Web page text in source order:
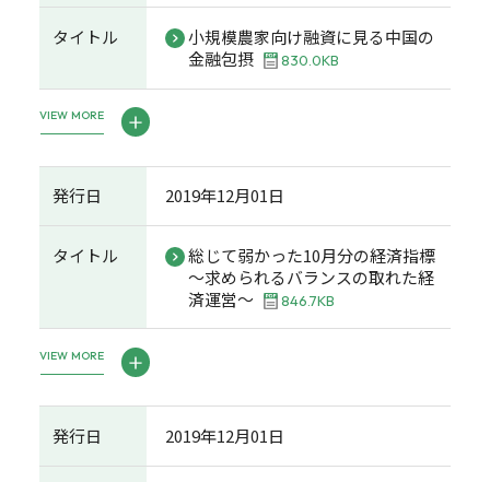
タイトル
小規模農家向け融資に見る中国の
金融包摂
830.0KB
VIEW MORE
発行日 2019年12月01日
タイトル
総じて弱かった10月分の経済指標
～求められるバランスの取れた経
済運営～
846.7KB
VIEW MORE
発行日 2019年12月01日